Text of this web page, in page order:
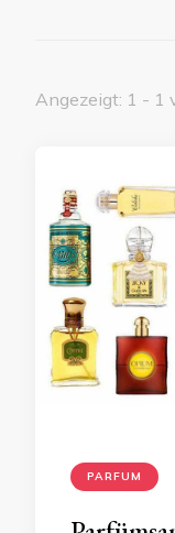
Angezeigt: 1 - 1
PARFUM